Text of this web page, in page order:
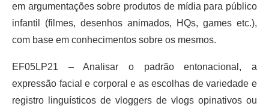
em argumentações sobre produtos de mídia para público
infantil (filmes, desenhos animados, HQs, games etc.),
com base em conhecimentos sobre os mesmos.
EF05LP21 – Analisar o padrão entonacional, a
expressão facial e corporal e as escolhas de variedade e
registro linguísticos de vloggers de vlogs opinativos ou